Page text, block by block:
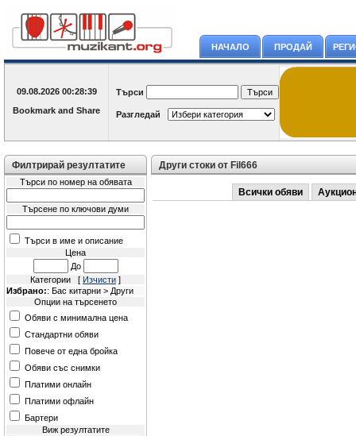
НАЧАЛО ПРОДАЙ
09.08.2026 00:28:39 Търси
Разгледай
Филтрирай резултатите
Търси по номер на обявата
Търсене по ключови думи
Търси в име и описание
Цена
До
Категории [ Изчисти ]
Избрано:: Бас китарни > Други
Опции на търсенето
Обяви с минимална цена
Стандартни обяви
Повече от една бройка
Обяви със снимки
Платими онлайн
Платими офлайн
Бартери
Виж резултатите
Други стоки от Fil666
Всички обяви